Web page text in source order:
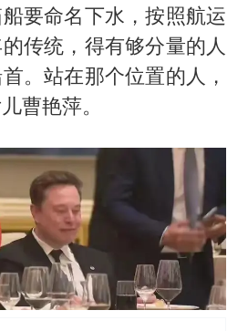
要命名下水，按照航运
传统，得有够分量的人
。站在那个位置的人，
曹艳萍。